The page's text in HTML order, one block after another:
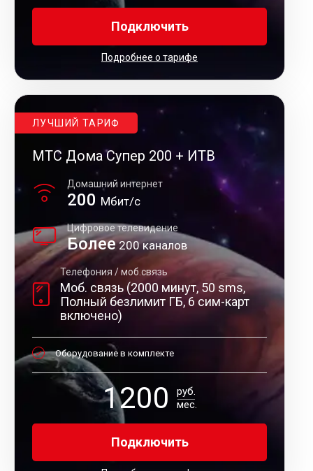
Подключить
Подробнее о тарифе
ЛУЧШИЙ ТАРИФ
МТС Дома Супер 200 + ИТВ
200 Мбит/с
Домашний интернет
Более200 каналов
Цифровое телевидение
Моб. связь (2000 минут, 50 sms,
Полный безлимит ГБ, 6 сим-карт
включено)
Телефония / моб.связь
Оборудование в комплекте
1200
руб.
мес.
Подключить